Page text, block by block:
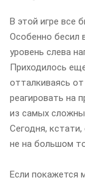
В этой игре все
Особенно бесил
уровень слева
Приходилось
отталкиваясь
реагировать на
из самых
Сегодня,
не на большом
Если покажется